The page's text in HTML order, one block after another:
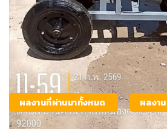
ผลงานที่ผ่านมาทั้งหมด ผลงา